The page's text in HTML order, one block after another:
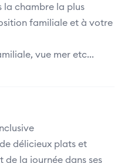
la chambre la plus
familiale et à votre
vue mer etc...
délicieux plats et
de la journée dans ses